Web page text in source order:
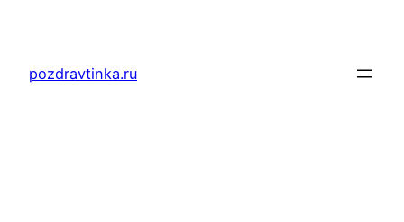
содержимому
pozdravtinka.ru